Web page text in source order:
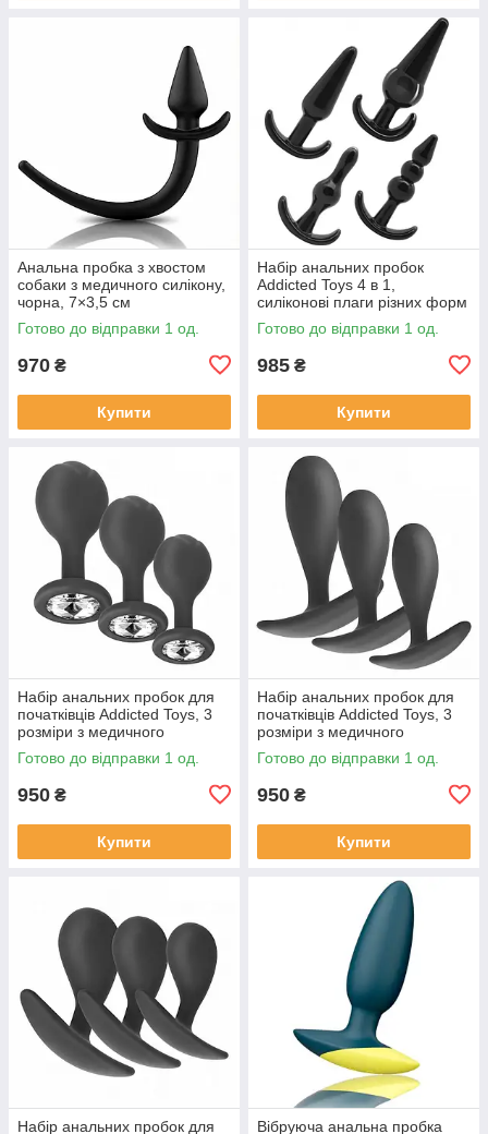
Анальна пробка з хвостом
собаки з медичного силікону,
чорна, 7×3,5 см
Готово до відправки 1 од.
970 ₴
Купити
Набір анальних пробок
Addicted Toys 4 в 1,
силіконові плаги різних форм
і розмірів, чорні
Готово до відправки 1 од.
985 ₴
Купити
Набір анальних пробок для
початківців Addicted Toys, 3
розміри з медичного
силікону, з кристалом
Готово до відправки 1 од.
950 ₴
Купити
Набір анальних пробок для
початківців Addicted Toys, 3
розміри з медичного
силікону, модель 2
Готово до відправки 1 од.
950 ₴
Купити
Набір анальних пробок для
Вібруюча анальна пробка